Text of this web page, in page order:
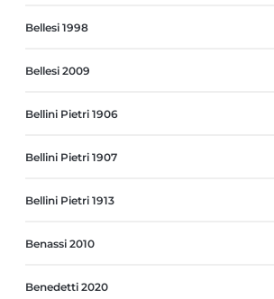
Bellesi 1998
Bellesi 2009
Bellini Pietri 1906
Bellini Pietri 1907
Bellini Pietri 1913
Benassi 2010
Benedetti 2020